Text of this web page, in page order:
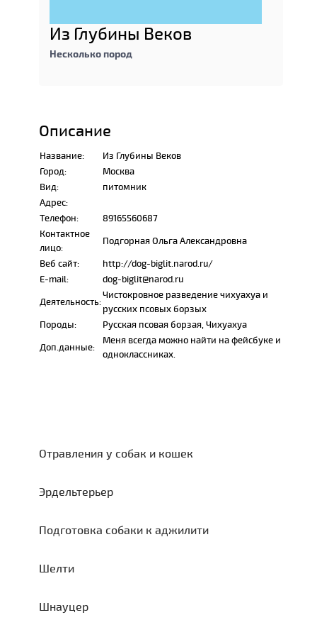
Из Глубины Веков
Несколько пород
Описание
Название:
Из Глубины Веков
Город:
Москва
Вид:
питомник
Адрес:
Телефон:
89165560687
Контактное
лицо:
Подгорная Ольга Александровна
Веб сайт:
http://dog-biglit.narod.ru/
E-mail:
dog-biglit@narod.ru
Деятельность:
Чистокровное разведение чихуахуа и
русских псовых борзых
Породы:
Русская псовая борзая, Чихуахуа
Доп.данные:
Меня всегда можно найти на фейсбуке и
одноклассниках.
Отравления у собак и кошек
Эрдельтерьер
Подготовка собаки к аджилити
Шелти
Шнауцер